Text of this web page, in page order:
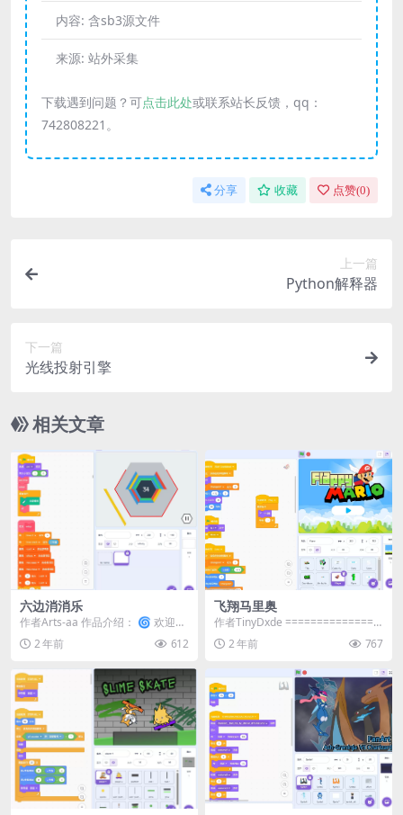
内容: 含sb3源文件
来源: 站外采集
下载遇到问题？可点击此处或联系站长反馈，qq：
742808221。
分享 收藏 点赞(0)
上一篇
Python解释器
下一篇
光线投射引擎
相关文章
六边消消乐
作者Arts-aa 作品介绍： 🌀 欢迎来
到《六边消消乐》！ 这是一款独特
的六边...
2 年前 612
飞翔马里奥
作者TinyDxde ===============
==============...
2 年前 767